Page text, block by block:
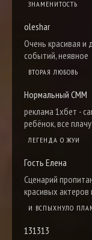
ЗНАМЕНИТОСТЬ
oleshar
Очень красивая
событий, неявное
ВТОРАЯ ЛЮБОВЬ
Нормальный СММ
реклама 1хбет -
ребёнок, все
ЛЕГЕНДА О ЖУИ
Гость Елена
Сценарий
красивых
И ВСПЫХНУЛО
131313